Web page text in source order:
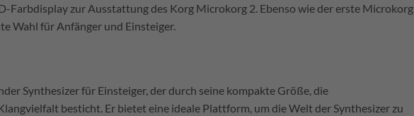
Farbdisplay zur Ausstattung des Korg Microkorg 2. Ebenso wie der erste Microkorg
Wahl für Anfänger und Einsteiger.
Synthesizer für Einsteiger, der durch seine kompakte Größe, die
besticht. Er bietet eine ideale Plattform, um die Welt der Synthesizer zu